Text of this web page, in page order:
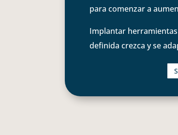
para comenzar a
Implantar
definida crezca y se